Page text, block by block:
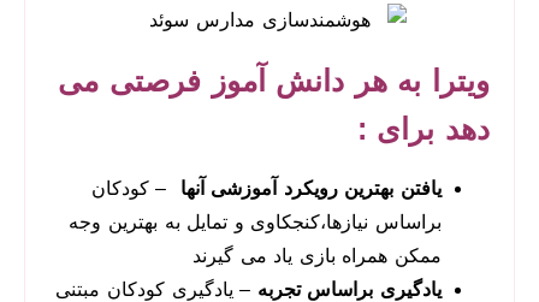
ویترا به هر دانش آموز فرصتی می
دهد برای :
یافتن بهترین رویکرد آموزشی آنها – کودکان
براساس نیازها،کنجکاوی و تمایل به بهترین وجه
ممکن همراه بازی یاد می گیرند
یادگیری براساس تجربه – یادگیری کودکان مبتنی